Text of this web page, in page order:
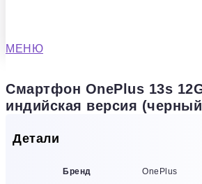
МЕНЮ
Смартфон OnePlus 13s
индийская версия
Детали
Бренд OnePlus